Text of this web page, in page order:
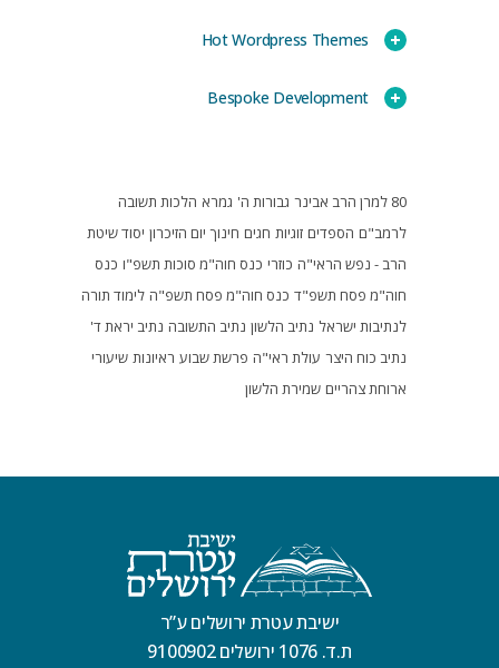
Hot Wordpress Themes
Bespoke Development
80 למרן הרב אבינר גבורות ה' גמרא הלכות תשובה
לרמב"ם הספדים זוגיות חגים חינוך יום הזיכרון יסוד שיטת
הרב - נפש הראי"ה כוזרי כנס חוה"מ סוכות תשפ"ו כנס
חוה"מ פסח תשפ"ד כנס חוה"מ פסח תשפ"ה לימוד תורה
לנתיבות ישראל נתיב הלשון נתיב התשובה נתיב יראת ד'
נתיב כוח היצר עולת ראי"ה פרשת שבוע ראיונות שיעורי
ארוחת צהריים שמירת הלשון
ישיבת עטרת ירושלים ע”ר
ת.ד. 1076 ירושלים 9100902